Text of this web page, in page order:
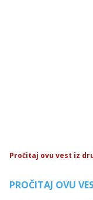
Pročitaj ovu vest iz
PROČITAJ OVU